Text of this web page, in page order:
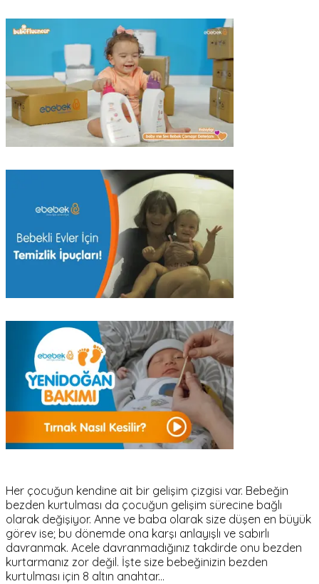
Her çocuğun kendine ait bir gelişim çizgisi var. Bebeğin
bezden kurtulması da çocuğun gelişim sürecine bağlı
olarak değişiyor. Anne ve baba olarak size düşen en büyük
görev ise; bu dönemde ona karşı anlayışlı ve sabırlı
davranmak. Acele davranmadığınız takdirde onu bezden
kurtarmanız zor değil. İşte size bebeğinizin bezden
kurtulması için 8 altın anahtar...